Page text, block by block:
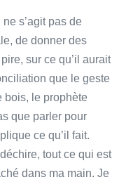
s’agit pas de
de donner des
sur ce qu’il aurait
que le geste
bois, le prophète
que parler pour
ce qu’il fait.
tout ce qui est
dans ma main. Je